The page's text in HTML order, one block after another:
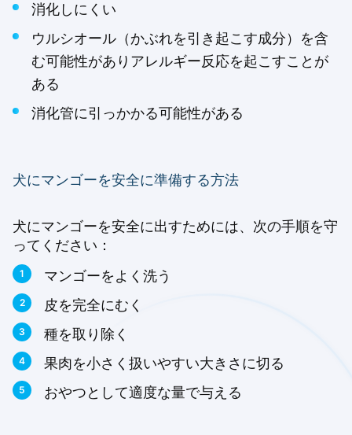
消化しにくい
ウルシオール（かぶれを引き起こす成分）を含
む可能性がありアレルギー反応を起こすことが
ある
消化管に引っかかる可能性がある
犬にマンゴーを安全に準備する方法
犬にマンゴーを安全に出すためには、次の手順を守
ってください：
マンゴーをよく洗う
皮を完全にむく
種を取り除く
果肉を小さく扱いやすい大きさに切る
おやつとして適度な量で与える